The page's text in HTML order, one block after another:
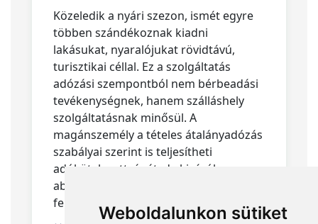
Weboldalunkon sütiket
Közeledik a nyári szezon, ismét egyre
többen szándékoznak kiadni
lakásukat, nyaralójukat rövidtávú,
turisztikai céllal. Ez a szolgáltatás
adózási szempontból nem bérbeadási
tevékenységnek, hanem szálláshely
szolgáltatásnak minősül. A
magánszemély a tételes átalányadózás
szabályai szerint is teljesítheti
adókötelezettségét, de kizárólag
abban az esetben, ha a törvényi
feltételeknek megfelel.